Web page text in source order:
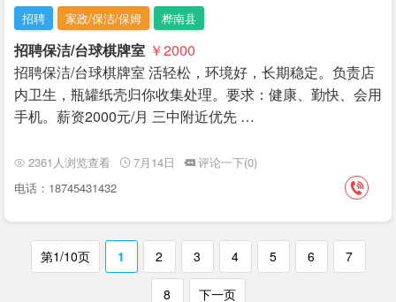
招聘 家政/保洁/保姆 桦南县
招聘保洁/台球棋牌室 ￥2000
招聘保洁/台球棋牌室 活轻松，环境好，长期稳定。负责店
内卫生，瓶罐纸壳归你收集处理。要求：健康、勤快、会用
手机。薪资2000元/月 三中附近优先 …
2361人浏览查看 7月14日
评论一下(0)
电话：18745431432
第1/10页 1 2 3 4 5 6 7
8 下一页